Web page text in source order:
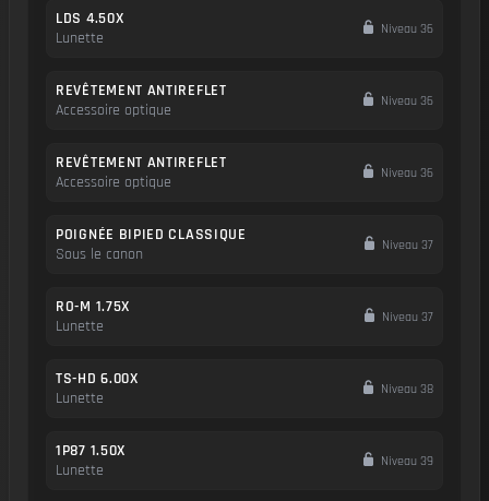
LDS 4.50X
Lunette
Niveau 36
REVÊTEMENT ANTIREFLET
Accessoire optique
Niveau 36
REVÊTEMENT ANTIREFLET
Accessoire optique
Niveau 36
POIGNÉE BIPIED CLASSIQUE
Sous le canon
Niveau 37
RO-M 1.75X
Lunette
Niveau 37
TS-HD 6.00X
Lunette
Niveau 38
1P87 1.50X
Lunette
Niveau 39